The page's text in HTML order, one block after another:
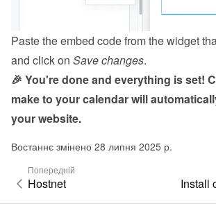
Paste the embed code from the widget
and click on Save changes.
🎉 You're done and everything is set!
make to your calendar will
your website.
Востаннє змінено 28 липня 2025 р.
Попередній
Hostnet Install